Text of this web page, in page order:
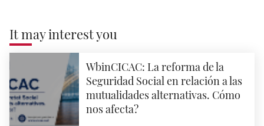
It may interest you
WbinCICAC: La reforma de la
Seguridad Social en relación a las
mutualidades alternativas. Cómo
nos afecta?